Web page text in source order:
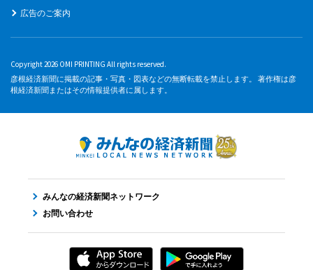
広告のご案内
Copyright 2026 OMI PRINTING All rights reserved.
彦根経済新聞に掲載の記事・写真・図表などの無断転載を禁止します。 著作権は彦
根経済新聞またはその情報提供者に属します。
みんなの経済新聞ネットワーク
お問い合わせ